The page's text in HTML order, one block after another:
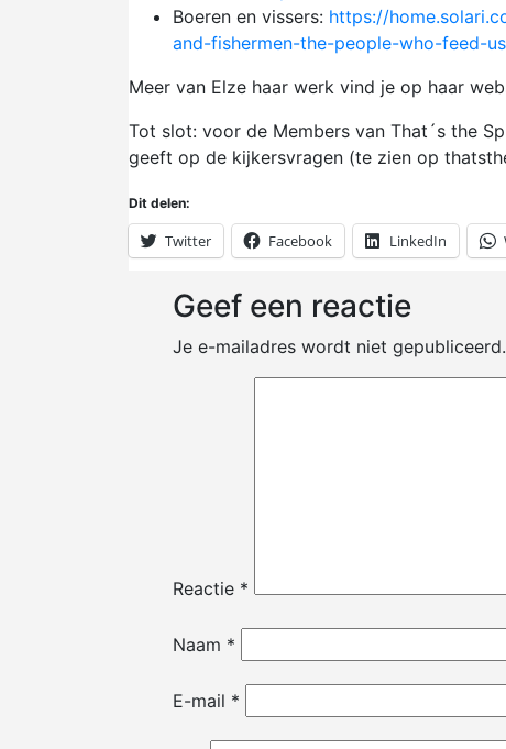
Boeren en vissers: https://
and-fishermen-the-people-who-feed-
Meer van Elze haar werk vind je op haar
Tot slot: voor de Members van That´s the
geeft op de kijkersvragen (te zien op
Dit delen:
Twitter Facebook LinkedIn
Geef een reactie
Je e-mailadres wordt niet gepubliceerd.
Reactie *
Naam *
E-mail *